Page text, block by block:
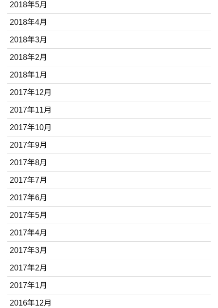
2018年5月
2018年4月
2018年3月
2018年2月
2018年1月
2017年12月
2017年11月
2017年10月
2017年9月
2017年8月
2017年7月
2017年6月
2017年5月
2017年4月
2017年3月
2017年2月
2017年1月
2016年12月